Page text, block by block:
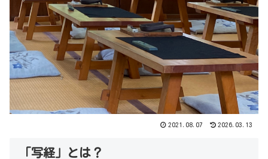
2021.08.07 2026.03.13
「写経」とは？